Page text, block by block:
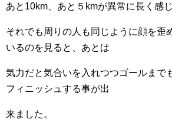
あと10km、あと５kmが異常に長く感
それでも周りの人も同じように顔を歪
いるのを見ると、あとは
気力だと気合いを入れつつゴールまで
フィニッシュする事が出
来ました。